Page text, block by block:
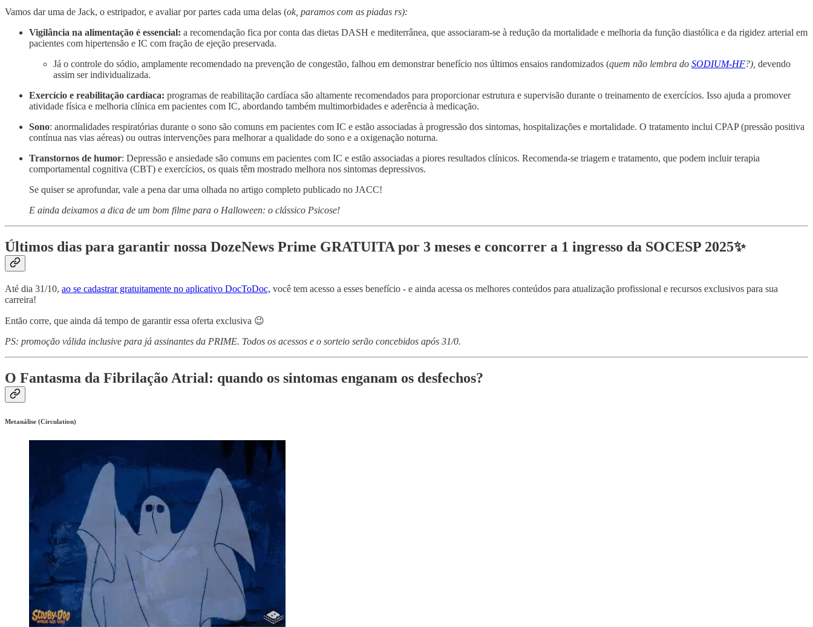
Vamos dar uma de Jack, o estripador, e avaliar por partes cada uma delas (ok, paramos com as piadas rs):
Vigilância na alimentação é essencial: a recomendação fica por conta das dietas DASH e mediterrânea, que associaram-se à redução da mortalidade e melhoria da função diastólica e da rigidez arterial em
pacientes com hipertensão e IC com fração de ejeção preservada.
Já o controle do sódio, amplamente recomendado na prevenção de congestão, falhou em demonstrar benefício nos últimos ensaios randomizados (quem não lembra do SODIUM-HF?), devendo
assim ser individualizada.
Exercício e reabilitação cardíaca: programas de reabilitação cardíaca são altamente recomendados para proporcionar estrutura e supervisão durante o treinamento de exercícios. Isso ajuda a promover
atividade física e melhoria clínica em pacientes com IC, abordando também multimorbidades e aderência à medicação.
Sono: anormalidades respiratórias durante o sono são comuns em pacientes com IC e estão associadas à progressão dos sintomas, hospitalizações e mortalidade. O tratamento inclui CPAP (pressão positiva
contínua nas vias aéreas) ou outras intervenções para melhorar a qualidade do sono e a oxigenação noturna.
Transtornos de humor: Depressão e ansiedade são comuns em pacientes com IC e estão associadas a piores resultados clínicos. Recomenda-se triagem e tratamento, que podem incluir terapia
comportamental cognitiva (CBT) e exercícios, os quais têm mostrado melhora nos sintomas depressivos.
Se quiser se aprofundar, vale a pena dar uma olhada no artigo completo publicado no JACC!
E ainda deixamos a dica de um bom filme para o Halloween: o clássico Psicose!
Últimos dias para garantir nossa DozeNews Prime GRATUITA por 3 meses e concorrer a 1 ingresso da SOCESP 2025✨
Até dia 31/10, ao se cadastrar gratuitamente no aplicativo DocToDoc, você tem acesso a esses benefício - e ainda acessa os melhores conteúdos para atualização profissional e recursos exclusivos para sua
carreira!
Então corre, que ainda dá tempo de garantir essa oferta exclusiva 😉
PS: promoção válida inclusive para já assinantes da PRIME. Todos os acessos e o sorteio serão concebidos após 31/0.
O Fantasma da Fibrilação Atrial: quando os sintomas enganam os desfechos?
Metanálise (Circulation)